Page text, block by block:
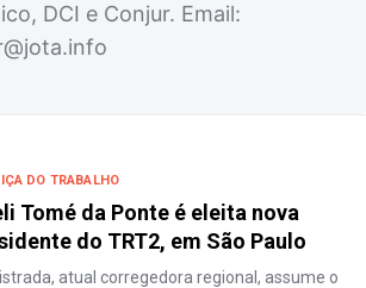
DCI e Conjur. Email:
DO TRABALHO
Tomé da Ponte é eleita nova
do TRT2, em São Paulo
atual corregedora regional, assume o